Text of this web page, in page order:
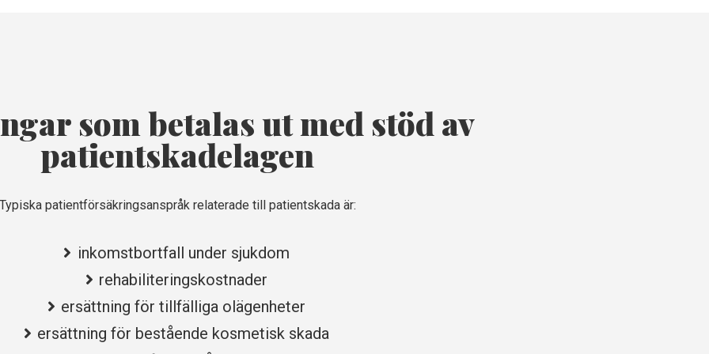
som betalas ut med stöd av
patientskadelagen
Typiska patientförsäkringsanspråk relaterade till patientskada är:
inkomstbortfall under sjukdom
rehabiliteringskostnader
ersättning för tillfälliga olägenheter
ersättning för bestående kosmetisk skada